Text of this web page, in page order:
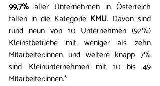
99,7% aller Unternehmen in Österreich
fallen in die Kategorie KMU. Davon sind
rund neun von 10 Unternehmen (92%)
Kleinstbetriebe mit weniger als zehn
Mitarbeiter:innen und weitere knapp 7%
sind Kleinunternehmen mit 10 bis 49
Mitarbeiter:innen.*